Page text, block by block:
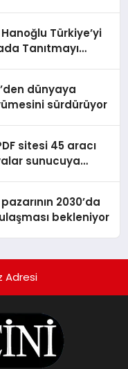
Türkiye’yi
Tanıtmayı
dünyaya
sürdürüyor
sitesi 45 aracı
sunucuya
2030’da
bekleniyor
Adresi